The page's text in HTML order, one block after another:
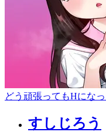
どう頑張ってもHにな
すしじろう